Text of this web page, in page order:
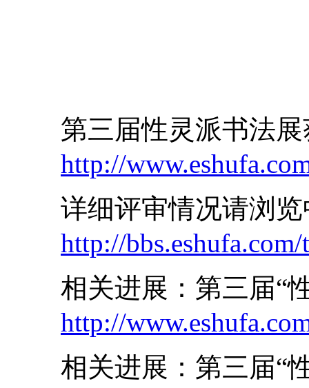
第三届性灵派书法展
http://
详细评审情况请浏览
http://
相关进展：第三届“性
http://
相关进展：第三届“性